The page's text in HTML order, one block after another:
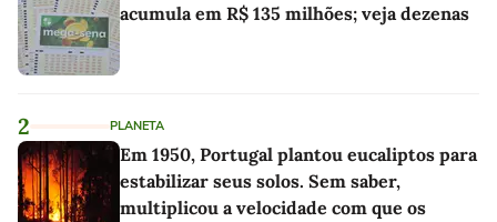
acumula em R$ 135 milhões; veja dezenas
2 PLANETA
Em 1950, Portugal plantou eucaliptos para
estabilizar seus solos. Sem saber,
multiplicou a velocidade com que os